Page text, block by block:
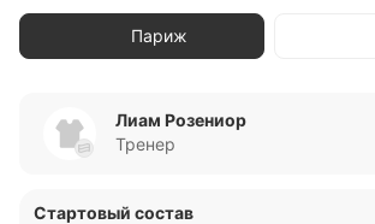
Париж
Лиам Розениор
Тренер
Стартовый состав